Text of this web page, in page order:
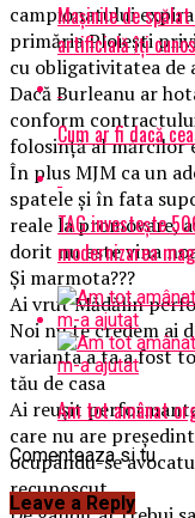
campionatului
primăria Ploiești
cu obligativitatea de
Dacă Burleanu ar
conform
folosință al mărcilor
În plus MJM ca un
spatele și în fata
reale la promovare,
dorit nu este vina
Și marmota???
Ai vrut Mădălin
Noi nu te credem ai
varianta a ta a fost
tău de casa
Ai reușit
care nu are
ocupându-se
recunoscut
Mașinile de
artificială îți
Cum ar fi dacă
TAG investește
modernizarea
Am tot amânat
Comenteaza si tu
Leave a Reply